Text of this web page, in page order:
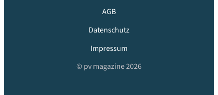
AGB
Datenschutz
Impressum
© pv magazine 2026